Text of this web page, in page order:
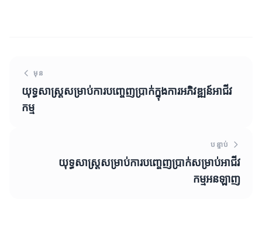
មុន
យុទ្ធសាស្ត្រសម្រាប់ការបញ្ចេញប្រាក់ក្នុងការអភិវឌ្ឍន៍អាជីវ
កម្ម
បន្ទាប់
យុទ្ធសាស្ត្រសម្រាប់ការបញ្ចេញប្រាក់សម្រាប់អាជីវ
កម្មអនឡាញ